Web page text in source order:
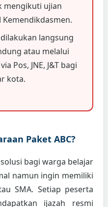
mengikuti ujian
langsung
atau melalui
Pos, JNE, J&T bagi
kota.
Paket ABC?
bagi warga belajar
namun ingin memiliki
SMA. Setiap peserta
ijazah resmi